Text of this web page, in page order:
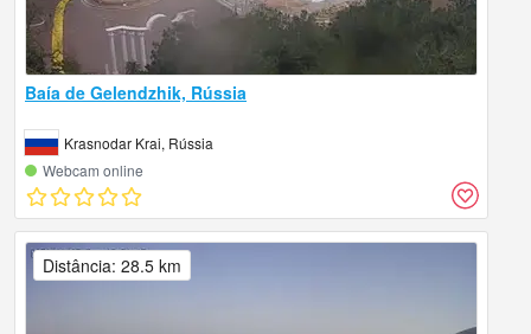
Baía de Gelendzhik, Rússia
Krasnodar Krai, Rússia
Webcam online
Distância: 28.5 km